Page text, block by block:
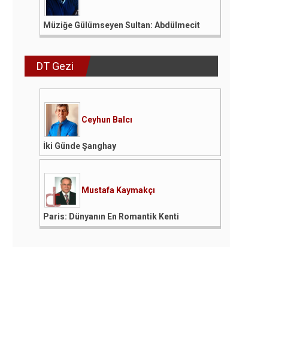
Müziğe Gülümseyen Sultan: Abdülmecit
DT Gezi
Ceyhun Balcı
İki Günde Şanghay
Mustafa Kaymakçı
Paris: Dünyanın En Romantik Kenti